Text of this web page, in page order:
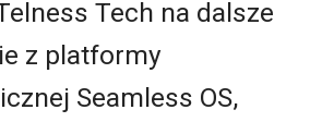
Tech na dalsze
z platformy
Seamless OS,